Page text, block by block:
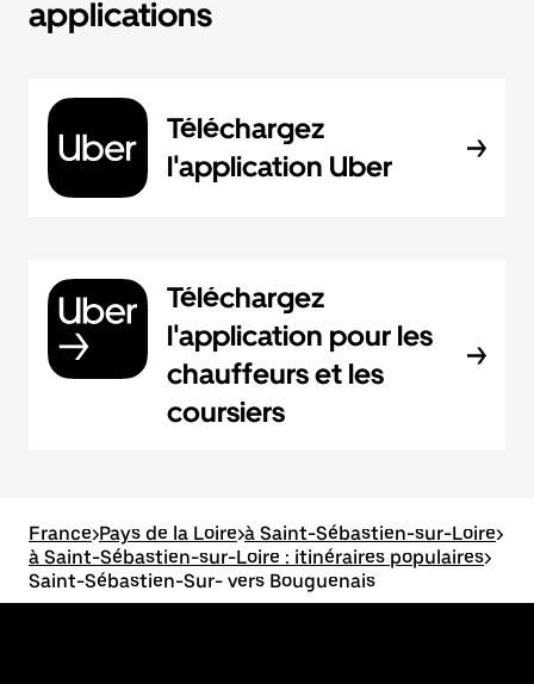
applications
Téléchargez
l'application Uber
Téléchargez
l'application pour les
chauffeurs et les
coursiers
France>Pays de la Loire>à Saint-Sébastien-sur-Loire>
à Saint-Sébastien-sur-Loire : itinéraires populaires>
Saint-Sébastien-Sur- vers Bouguenais